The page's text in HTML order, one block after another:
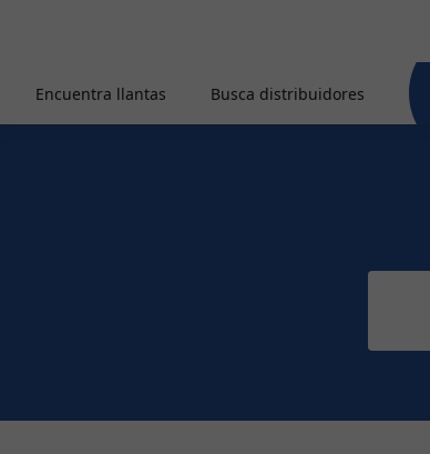
Encuentra llantas Busca distribuidores